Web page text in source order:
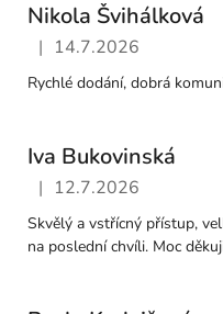
Nikola Švihálková
Hodnocení obchodu je 5
| 14.7.2026
Rychlé dodání, dobrá
Iva Bukovinská
Hodnocení obchodu je 5
| 12.7.2026
Skvělý a vstřícný přístup,
na poslední chvíli. Moc